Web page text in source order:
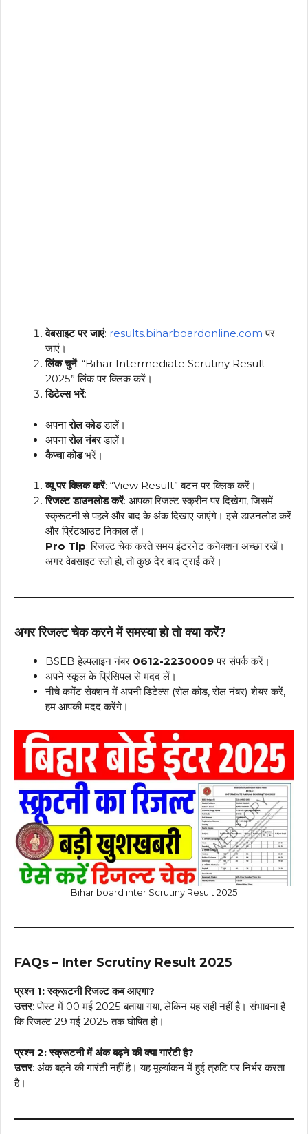
वेबसाइट पर जाएं: results.biharboardonline.com पर
जाएं।
लिंक चुनें: “Bihar Intermediate Scrutiny Result
2025” लिंक पर क्लिक करें।
डिटेल्स भरें:
अपनारोल कोडडालें।
अपनारोल नंबरडालें।
कैप्चा कोडभरें।
व्यू पर क्लिक करें: “View Result” बटन पर क्लिक करें।
रिजल्ट डाउनलोड करें: आपका रिजल्ट स्क्रीन पर दिखेगा, जिसमें
स्क्रूटनी से पहले और बाद के अंक दिखाए जाएंगे। इसे डाउनलोड करें
और प्रिंटआउट निकाल लें।
Pro Tip: रिजल्ट चेक करते समय इंटरनेट कनेक्शन अच्छा रखें।
अगर वेबसाइट स्लो हो, तो कुछ देर बाद ट्राई करें।
अगर रिजल्ट चेक करने में समस्या हो तो क्या करें?
BSEB हेल्पलाइन नंबर 0612-2230009पर संपर्क करें।
अपने स्कूल के प्रिंसिपल से मदद लें।
नीचे कमेंट सेक्शन में अपनी डिटेल्स (रोल कोड, रोल नंबर) शेयर करें,
हम आपकी मदद करेंगे।
Bihar board inter Scrutiny Result 2025
FAQs – Inter Scrutiny Result 2025
प्रश्न 1: स्क्रूटनी रिजल्ट कब आएगा?
उत्तर: पोस्ट में 00 मई 2025 बताया गया, लेकिन यह सही नहीं है। संभावना है
कि रिजल्ट 29 मई 2025 तक घोषित हो।
प्रश्न 2: स्क्रूटनी में अंक बढ़ने की क्या गारंटी है?
उत्तर: अंक बढ़ने की गारंटी नहीं है। यह मूल्यांकन में हुई त्रुटि पर निर्भर करता
है।